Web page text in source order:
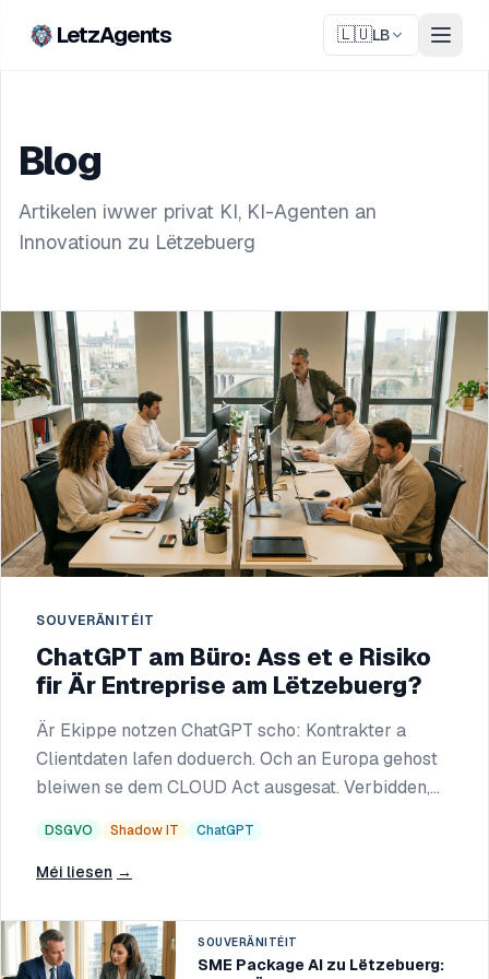
LetzAgents 🇱🇺LB
Blog
Artikelen iwwer privat KI, KI-Agenten an
Innovatioun zu Lëtzebuerg
SOUVERÄNITÉIT
ChatGPT am Büro: Ass et e Risiko
fir Är Entreprise am Lëtzebuerg?
Är Ekippe notzen ChatGPT scho: Kontrakter a
Clientdaten lafen doduerch. Och an Europa gehost
bleiwen se dem CLOUD Act ausgesat. Verbidden,
DSGVO Shadow IT ChatGPT
Méi liesen →
SOUVERÄNITÉIT
SME Package AI zu Lëtzebuerg: